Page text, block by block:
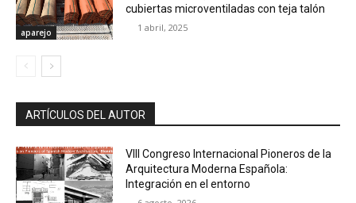
aparejo
cubiertas microventiladas con teja talón
1 abril, 2025
ARTÍCULOS DEL AUTOR
VIII Congreso Internacional Pioneros de la
Arquitectura Moderna Española:
Integración en el entorno